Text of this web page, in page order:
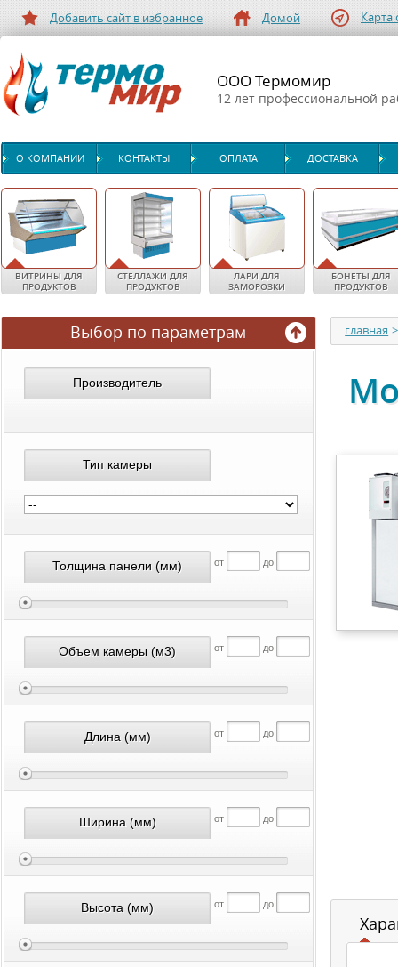
Добавить сайт в избранное Домой Карта
ООО Термомир
12 лет профессиональной
О КОМПАНИИ КОНТАКТЫ ОПЛАТА ДОСТАВКА
ВИТРИНЫ ДЛЯ
ПРОДУКТОВ
СТЕЛЛАЖИ ДЛЯ
ПРОДУКТОВ
ЛАРИ ДЛЯ
ЗАМОРОЗКИ
БОНЕТЫ ДЛЯ
ПРОДУКТОВ
главная >
Выбор по параметрам
Производитель
Тип камеры
Толщина панели (мм) от до
Объем камеры (м3) от до
Длина (мм) от до
Ширина (мм) от до
Высота (мм) от до